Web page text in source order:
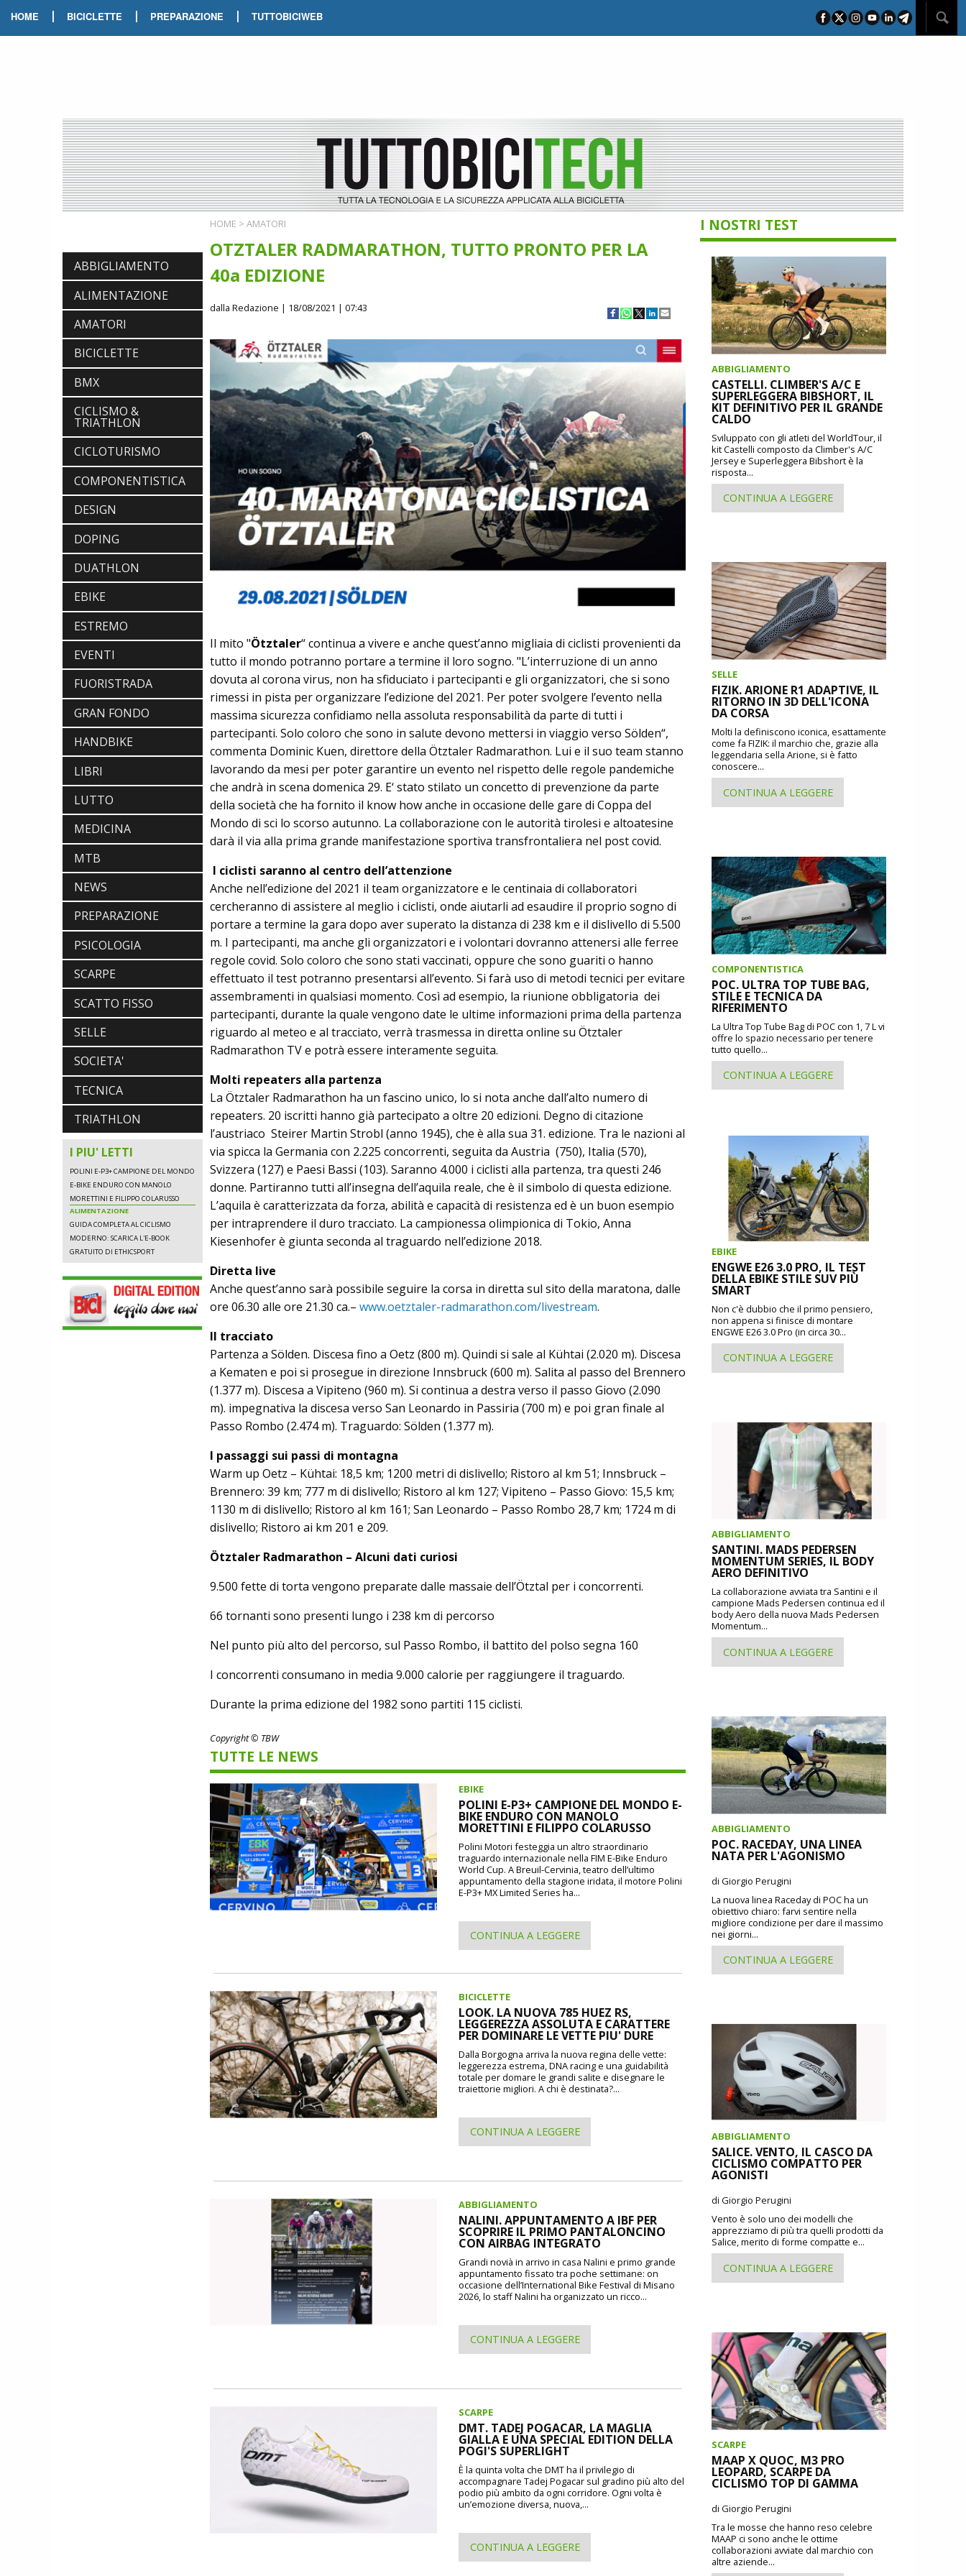
HOME | BICICLETTE | PREPARAZIONE | TUTTOBICIWEB
ABBIGLIAMENTO
ALIMENTAZIONE
AMATORI
BICICLETTE
BMX
CICLISMO &
TRIATHLON
CICLOTURISMO
COMPONENTISTICA
DESIGN
DOPING
DUATHLON
EBIKE
ESTREMO
EVENTI
FUORISTRADA
GRAN FONDO
HANDBIKE
LIBRI
LUTTO
MEDICINA
MTB
NEWS
PREPARAZIONE
PSICOLOGIA
SCARPE
SCATTO FISSO
SELLE
SOCIETA'
TECNICA
TRIATHLON
I PIU' LETTI
NALINI. APPUNTAMENTO A IBF PER
CON AIRBAG INTEGRATO
BICICLETTE
LOOK. LA NUOVA 785 HUEZ RS,
LEGGEREZZA ASSOLUTA E CARATTERE
PER DOMINARE LE VETTE PIU' DURE
EBIKE
POLINI E-P3+ CAMPIONE DEL MONDO
MORETTINI E FILIPPO COLARUSSO
MODERNO: SCARICA L'E-BOOK
NALINI. APPUNTAMENTO A IBF PER
CON AIRBAG INTEGRATO
BICICLETTE
LOOK. LA NUOVA 785 HUEZ RS,
LEGGEREZZA ASSOLUTA E CARATTERE
PER DOMINARE LE VETTE PIU' DURE
E-BIKE ENDURO CON MANOLO
MORETTINI E FILIPPO COLARUSSO
ALIMENTAZIONE
GUIDA COMPLETA AL CICLISMO
MODERNO: SCARICA L'E-BOOK
GRATUITO DI ETHICSPORT
ABBIGLIAMENTO
NALINI. APPUNTAMENTO A IBF PER
SCOPRIRE IL PRIMO PANTALONCINO
CON AIRBAG INTEGRATO
HOME > AMATORI
OTZTALER RADMARATHON, TUTTO PRONTO PER LA
40a EDIZIONE
dalla Redazione | 18/08/2021 | 07:43
Il mito "Ötztaler“ continua a vivere e anche quest’anno migliaia di ciclisti provenienti da
tutto il mondo potranno portare a termine il loro sogno. "L’interruzione di un anno
dovuta al corona virus, non ha sfiduciato i partecipanti e gli organizzatori, che si sono
rimessi in pista per organizzare l’edizione del 2021. Per poter svolgere l’evento nella
massima sicurezza confidiamo nella assoluta responsabilità da parte di tutti i
partecipanti. Solo coloro che sono in salute devono mettersi in viaggio verso Sölden“,
commenta Dominic Kuen, direttore della Ötztaler Radmarathon. Lui e il suo team stanno
lavorando da mesi per poter garantire un evento nel rispetto delle regole pandemiche
che andrà in scena domenica 29. E‘ stato stilato un concetto di prevenzione da parte
della società che ha fornito il know how anche in occasione delle gare di Coppa del
Mondo di sci lo scorso autunno. La collaborazione con le autorità tirolesi e altoatesine
darà il via alla prima grande manifestazione sportiva transfrontaliera nel post covid.
I ciclisti saranno al centro dell’attenzione
Anche nell’edizione del 2021 il team organizzatore e le centinaia di collaboratori
cercheranno di assistere al meglio i ciclisti, onde aiutarli ad esaudire il proprio sogno di
portare a termine la gara dopo aver superato la distanza di 238 km e il dislivello di 5.500
m. I partecipanti, ma anche gli organizzatori e i volontari dovranno attenersi alle ferree
regole covid. Solo coloro che sono stati vaccinati, oppure che sono guariti o hanno
effettuato il test potranno presentarsi all’evento. Si farà uso di metodi tecnici per evitare
assembramenti in qualsiasi momento. Così ad esempio, la riunione obbligatoria dei
partecipanti, durante la quale vengono date le ultime informazioni prima della partenza
riguardo al meteo e al tracciato, verrà trasmessa in diretta online su Ötztaler
Radmarathon TV e potrà essere interamente seguita.
Molti repeaters alla partenza
La Ötztaler Radmarathon ha un fascino unico, lo si nota anche dall’alto numero di
repeaters. 20 iscritti hanno già partecipato a oltre 20 edizioni. Degno di citazione
l’austriaco Steirer Martin Strobl (anno 1945), che è alla sua 31. edizione. Tra le nazioni al
via spicca la Germania con 2.225 concorrenti, seguita da Austria (750), Italia (570),
Svizzera (127) e Paesi Bassi (103). Saranno 4.000 i ciclisti alla partenza, tra questi 246
donne. Partiranno tutti all’insegna dell’aquila reale, che è il simbolo di questa edizione.
L’aquila è caratterizzata da forza, abilità e capacità di resistenza ed è un buon esempio
per intraprendere il duro tracciato. La campionessa olimpionica di Tokio, Anna
Kiesenhofer è giunta seconda al traguardo nell’edizione 2018.
Diretta live
Anche quest’anno sarà possibile seguire la corsa in diretta sul sito della maratona, dalle
ore 06.30 alle ore 21.30 ca.– www.oetztaler-radmarathon.com/livestream.
Il tracciato
Partenza a Sölden. Discesa fino a Oetz (800 m). Quindi si sale al Kühtai (2.020 m). Discesa
a Kematen e poi si prosegue in direzione Innsbruck (600 m). Salita al passo del Brennero
(1.377 m). Discesa a Vipiteno (960 m). Si continua a destra verso il passo Giovo (2.090
m). impegnativa la discesa verso San Leonardo in Passiria (700 m) e poi gran finale al
Passo Rombo (2.474 m). Traguardo: Sölden (1.377 m).
I passaggi sui passi di montagna
Warm up Oetz – Kühtai: 18,5 km; 1200 metri di dislivello; Ristoro al km 51; Innsbruck –
Brennero: 39 km; 777 m di dislivello; Ristoro al km 127; Vipiteno – Passo Giovo: 15,5 km;
1130 m di dislivello; Ristoro al km 161; San Leonardo – Passo Rombo 28,7 km; 1724 m di
dislivello; Ristoro ai km 201 e 209.
Ötztaler Radmarathon – Alcuni dati curiosi
9.500 fette di torta vengono preparate dalle massaie dell’Ötztal per i concorrenti.
66 tornanti sono presenti lungo i 238 km di percorso
Nel punto più alto del percorso, sul Passo Rombo, il battito del polso segna 160
I concorrenti consumano in media 9.000 calorie per raggiungere il traguardo.
Durante la prima edizione del 1982 sono partiti 115 ciclisti.
Copyright © TBW
TUTTE LE NEWS
EBIKE
POLINI E-P3+ CAMPIONE DEL MONDO E-
BIKE ENDURO CON MANOLO
MORETTINI E FILIPPO COLARUSSO
Polini Motori festeggia un altro straordinario
traguardo internazionale nella FIM E-Bike Enduro
World Cup. A Breuil-Cervinia, teatro dell’ultimo
appuntamento della stagione iridata, il motore Polini
E-P3+ MX Limited Series ha...
CONTINUA A LEGGERE
BICICLETTE
LOOK. LA NUOVA 785 HUEZ RS,
LEGGEREZZA ASSOLUTA E CARATTERE
PER DOMINARE LE VETTE PIU' DURE
Dalla Borgogna arriva la nuova regina delle vette:
leggerezza estrema, DNA racing e una guidabilità
totale per domare le grandi salite e disegnare le
traiettorie migliori. A chi è destinata?...
CONTINUA A LEGGERE
ABBIGLIAMENTO
NALINI. APPUNTAMENTO A IBF PER
SCOPRIRE IL PRIMO PANTALONCINO
CON AIRBAG INTEGRATO
Grandi novià in arrivo in casa Nalini e primo grande
appuntamento fissato tra poche settimane: on
occasione dell’International Bike Festival di Misano
2026, lo staff Nalini ha organizzato un ricco...
CONTINUA A LEGGERE
SCARPE
DMT. TADEJ POGACAR, LA MAGLIA
GIALLA E UNA SPECIAL EDITION DELLA
POGI'S SUPERLIGHT
È la quinta volta che DMT ha il privilegio di
accompagnare Tadej Pogacar sul gradino più alto del
podio più ambito da ogni corridore. Ogni volta è
un’emozione diversa, nuova,...
CONTINUA A LEGGERE
I NOSTRI TEST
ABBIGLIAMENTO
CASTELLI. CLIMBER'S A/C E
SUPERLEGGERA BIBSHORT, IL
KIT DEFINITIVO PER IL GRANDE
CALDO
Sviluppato con gli atleti del WorldTour, il
kit Castelli composto da Climber's A/C
Jersey e Superleggera Bibshort è la
risposta...
CONTINUA A LEGGERE
SELLE
FIZIK. ARIONE R1 ADAPTIVE, IL
RITORNO IN 3D DELL'ICONA
DA CORSA
Molti la definiscono iconica, esattamente
come fa FIZIK: il marchio che, grazie alla
leggendaria sella Arione, si è fatto
conoscere...
CONTINUA A LEGGERE
COMPONENTISTICA
POC. ULTRA TOP TUBE BAG,
STILE E TECNICA DA
RIFERIMENTO
La Ultra Top Tube Bag di POC con 1, 7 L vi
offre lo spazio necessario per tenere
tutto quello...
CONTINUA A LEGGERE
EBIKE
ENGWE E26 3.0 PRO, IL TEST
DELLA EBIKE STILE SUV PIÙ
SMART
Non c'è dubbio che il primo pensiero,
non appena si finisce di montare
ENGWE E26 3.0 Pro (in circa 30...
CONTINUA A LEGGERE
ABBIGLIAMENTO
SANTINI. MADS PEDERSEN
MOMENTUM SERIES, IL BODY
AERO DEFINITIVO
La collaborazione avviata tra Santini e il
campione Mads Pedersen continua ed il
body Aero della nuova Mads Pedersen
Momentum...
CONTINUA A LEGGERE
ABBIGLIAMENTO
POC. RACEDAY, UNA LINEA
NATA PER L'AGONISMO
di Giorgio Perugini
La nuova linea Raceday di POC ha un
obiettivo chiaro: farvi sentire nella
migliore condizione per dare il massimo
nei giorni...
CONTINUA A LEGGERE
ABBIGLIAMENTO
SALICE. VENTO, IL CASCO DA
CICLISMO COMPATTO PER
AGONISTI
di Giorgio Perugini
Vento è solo uno dei modelli che
apprezziamo di più tra quelli prodotti da
Salice, merito di forme compatte e...
CONTINUA A LEGGERE
SCARPE
MAAP X QUOC, M3 PRO
LEOPARD, SCARPE DA
CICLISMO TOP DI GAMMA
di Giorgio Perugini
Tra le mosse che hanno reso celebre
MAAP ci sono anche le ottime
collaborazioni avviate dal marchio con
altre aziende...